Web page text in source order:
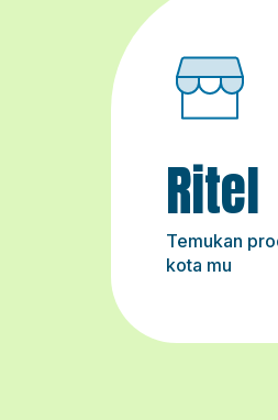
Ritel
Temukan
kota mu